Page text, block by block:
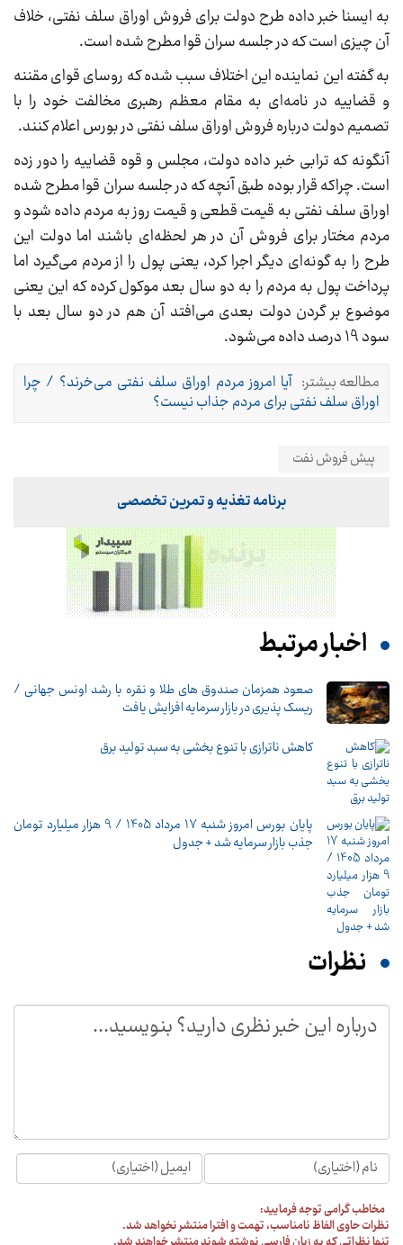
به ایسنا خبر داده طرح دولت برای فروش اوراق سلف نفتی، خلاف
آن چیزی است که در جلسه سران قوا مطرح شده است.
به گفته این نماینده این اختلاف سبب شده که روسای قوای مقننه
و قضاییه در نامه‌ای به مقام معظم رهبری مخالفت خود را با
تصمیم دولت درباره فروش اوراق سلف نفتی در بورس اعلام کنند.
آنگونه که ترابی خبر داده دولت، مجلس و قوه قضاییه را دور زده
است. چراکه قرار بوده طبق آنچه که در جلسه سران قوا مطرح شده
اوراق سلف نفتی به قیمت قطعی و قیمت روز به مردم داده شود و
مردم مختار برای فروش آن در هر لحظه‌ای باشند اما دولت این
طرح را به گونه‌ای دیگر اجرا کرد، یعنی پول را از مردم می‌گیرد اما
پرداخت پول به مردم را به دو سال بعد موکول کرده که این یعنی
موضوع بر گردن دولت بعدی می‌افتد آن هم در دو سال بعد با
سود 19 درصد داده می‌شود.
مطالعه بیشتر: آیا امروز مردم اوراق سلف نفتی می‌خرند؟ / چرا
اوراق سلف نفتی برای مردم جذاب نیست؟
پیش فروش نفت
برنامه تغذیه و تمرین تخصصی
اخبار مرتبط
صعود همزمان صندوق های طلا و نقره با رشد اونس جهانی /
ریسک پذیری در بازار سرمایه افزایش یافت
کاهش ناترازی با تنوع بخشی به سبد تولید برق
پایان بورس امروز شنبه 17 مرداد 1405 / 9 هزار میلیارد تومان
جذب بازار سرمایه شد + جدول
نظرات
مخاطب گرامی توجه فرمایید:
نظرات حاوی الفاظ نامناسب، تهمت و افترا منتشر نخواهد شد.